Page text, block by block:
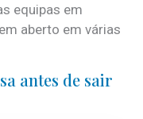
equipas em
aberto em várias
antes de sair